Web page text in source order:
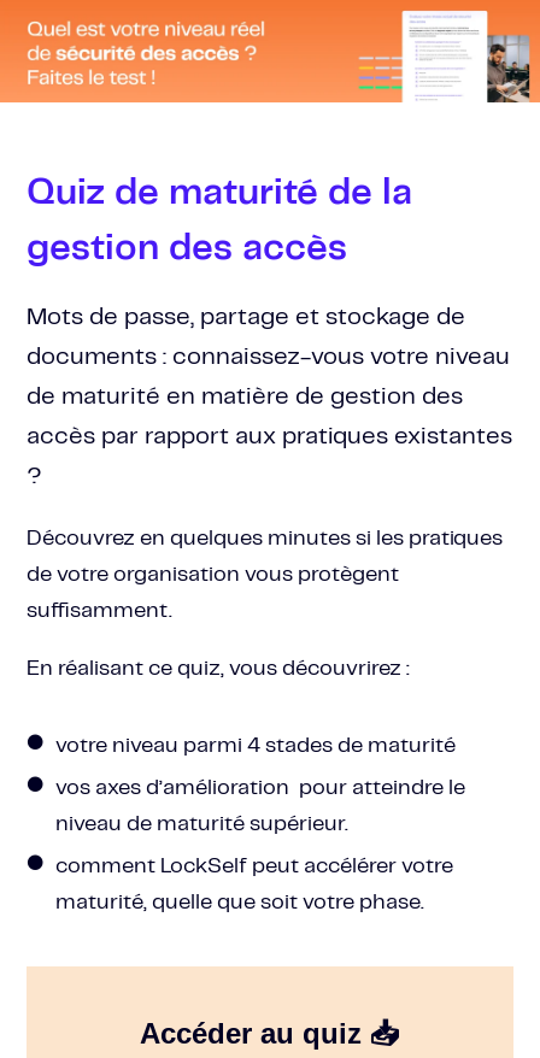
CONTENT
Quiz de maturité de la
gestion des accès
Mots de passe, partage et stockage de
documents : connaissez-vous votre niveau
de maturité en matière de gestion des
accès par rapport aux pratiques existantes
?
Découvrez en quelques minutes si les pratiques
de votre organisation vous protègent
suffisamment.
En réalisant ce quiz, vous découvrirez :
votre niveau parmi 4 stades de maturité
vos axes d’amélioration pour atteindre le
niveau de maturité supérieur.
comment LockSelf peut accélérer votre
maturité, quelle que soit votre phase.
Accéder au quiz 📥